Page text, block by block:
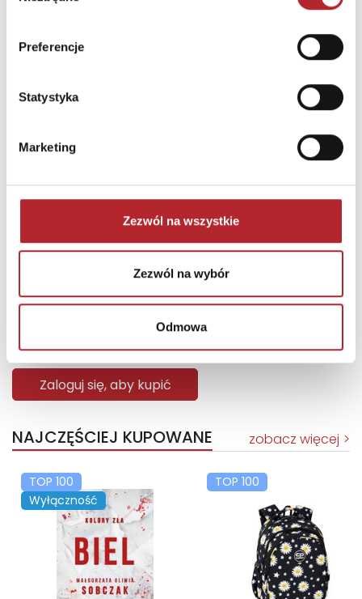
Preferencje
Statystyka
Marketing
Zezwól na wszystkie
Zezwól na wybór
Odmowa
INNI KLIENCI KUPOWALI
Puzzle 24 Moto Traktor CzuCzu
Sug. cena det. 69,90zł(brutto)
Zaloguj się, aby kupić
NAJCZĘŚCIEJ KUPOWANE zobacz więcej
TOP 100
Wyłączność
TOP 100